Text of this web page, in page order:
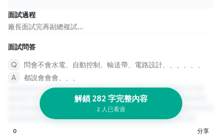
面試過程
廠長面試完再副總複試...
面試問答
問會不會水電、自動控制、輸送帶、電路設計、、、、、、
都說會會會、、、
解鎖 282 字完整內容
2 人已看過
0 分享